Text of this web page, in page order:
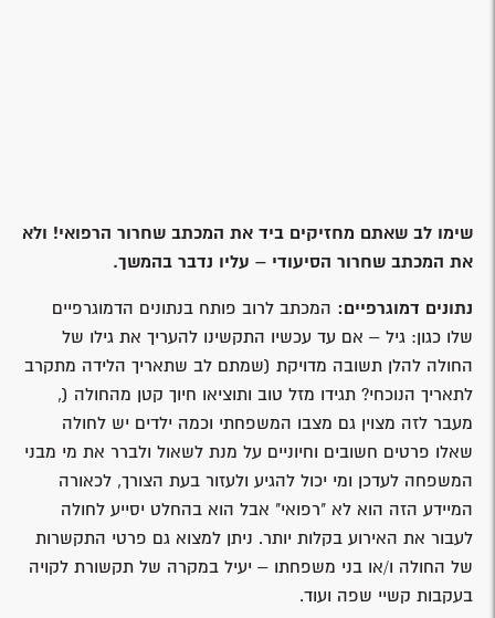
שימו לב שאתם מחזיקים ביד את המכתב שחרור הרפואי! ולא
את המכתב שחרור הסיעודי – עליו נדבר בהמשך.
נתונים דמוגרפיים: המכתב לרוב פותח בנתונים הדמוגרפיים
שלו כגון: גיל – אם עד עכשיו התקשינו להעריך את גילו של
החולה להלן תשובה מדויקת (שמתם לב שתאריך הלידה מתקרב
לתאריך הנוכחי? תגידו מזל טוב ותוציאו חיוך קטן מהחולה (,
מעבר לזה מצוין גם מצבו המשפחתי וכמה ילדים יש לחולה
שאלו פרטים חשובים וחיוניים על מנת לשאול ולברר את מי מבני
המשפחה לעדכן ומי יכול להגיע ולעזור בעת הצורך, לכאורה
המיידע הזה הוא לא "רפואי" אבל הוא בהחלט יסייע לחולה
לעבור את האירוע בקלות יותר. ניתן למצוא גם פרטי התקשרות
של החולה ו/או בני משפחתו – יעיל במקרה של תקשורת לקויה
בעקבות קשיי שפה ועוד.